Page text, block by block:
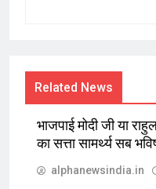
Related News
भाजपाई मोदी जी या
का सत्ता सामर्थ्य सब
alphanewsindia.in